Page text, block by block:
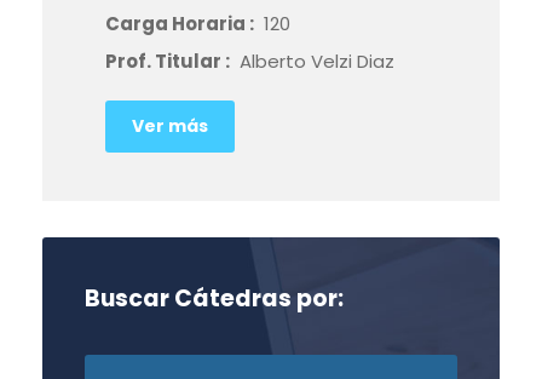
Carga Horaria : 120
Prof. Titular : Alberto Velzi Diaz
Ver más
Buscar Cátedras por: